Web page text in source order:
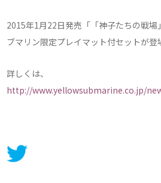
2015年1月22日発売「「神子たちの戦
ブマリン限定プレイマット付セットが登
詳しくは、
http://www.yellowsubmarine.co.jp/